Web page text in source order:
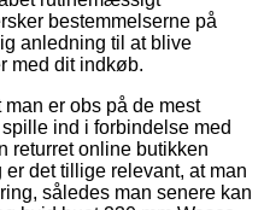
bestemmelserne på
anledning til at blive
med dit indkøb.
er obs på de mest
ind i forbindelse med
returret online butikken
det tillige relevant, at man
således man senere kan